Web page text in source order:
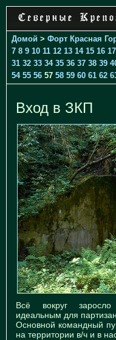
Домой > Форт Красная
7 8 9 10 11 12 13 14 15 16 17
31 32 33 34 35 36 37 38 39
54 55 56 57 58 59 60 61 62
Вход в ЗКП
Всё вокруг
идеальным для
Основной командный
на территории в/ч и в